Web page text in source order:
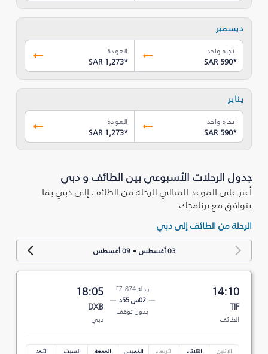
ديسمبر
اتجاه واحد
SAR 590*
العودة
SAR 1,273*
يناير
اتجاه واحد
SAR 590*
العودة
SAR 1,273*
جدول الرحلات الأسبوعي بين الطائف و دبي
أعثر على الموعد المثالي للرحلة من الطائف إلى دبي بما
يتوافق مع برنامجك.
الرحلة من الطائف إلى دبي
03 أغسطس -09 أغسطس
14:10
TIF
الطائف
رحلة FZ 874
02س 55د
بدون توقف
18:05
DXB
دبي
الإثنين الثلاثاء الأربعاء الخميس الجمعة السبت الأحد